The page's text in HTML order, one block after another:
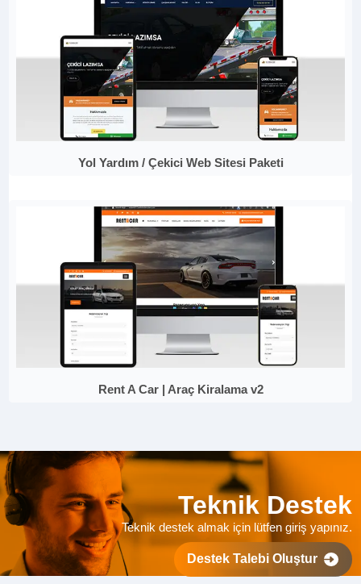
Yol Yardım / Çekici Web Sitesi Paketi
Rent A Car | Araç Kiralama v2
Teknik Destek
Teknik destek almak için lütfen giriş yapınız.
Destek Talebi Oluştur